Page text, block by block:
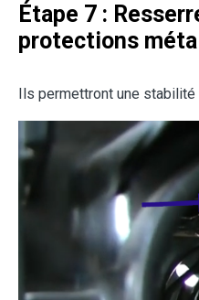
Étape 7 :
protections
Ils permettront une